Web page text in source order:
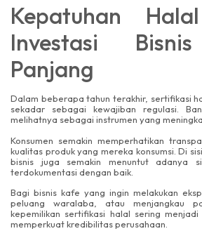
Kepatuhan
Investasi
Panjang
Dalam beberapa tahun terakhir, sertifikasi
sekadar sebagai kewajiban regulasi.
melihatnya sebagai instrumen yang
Konsumen semakin memperhatikan
kualitas produk yang mereka konsumsi. Di
bisnis juga semakin menuntut adanya
terdokumentasi dengan baik.
Bagi bisnis kafe yang ingin melakukan
peluang waralaba, atau menjangkau
kepemilikan sertifikasi halal sering
memperkuat kredibilitas perusahaan.